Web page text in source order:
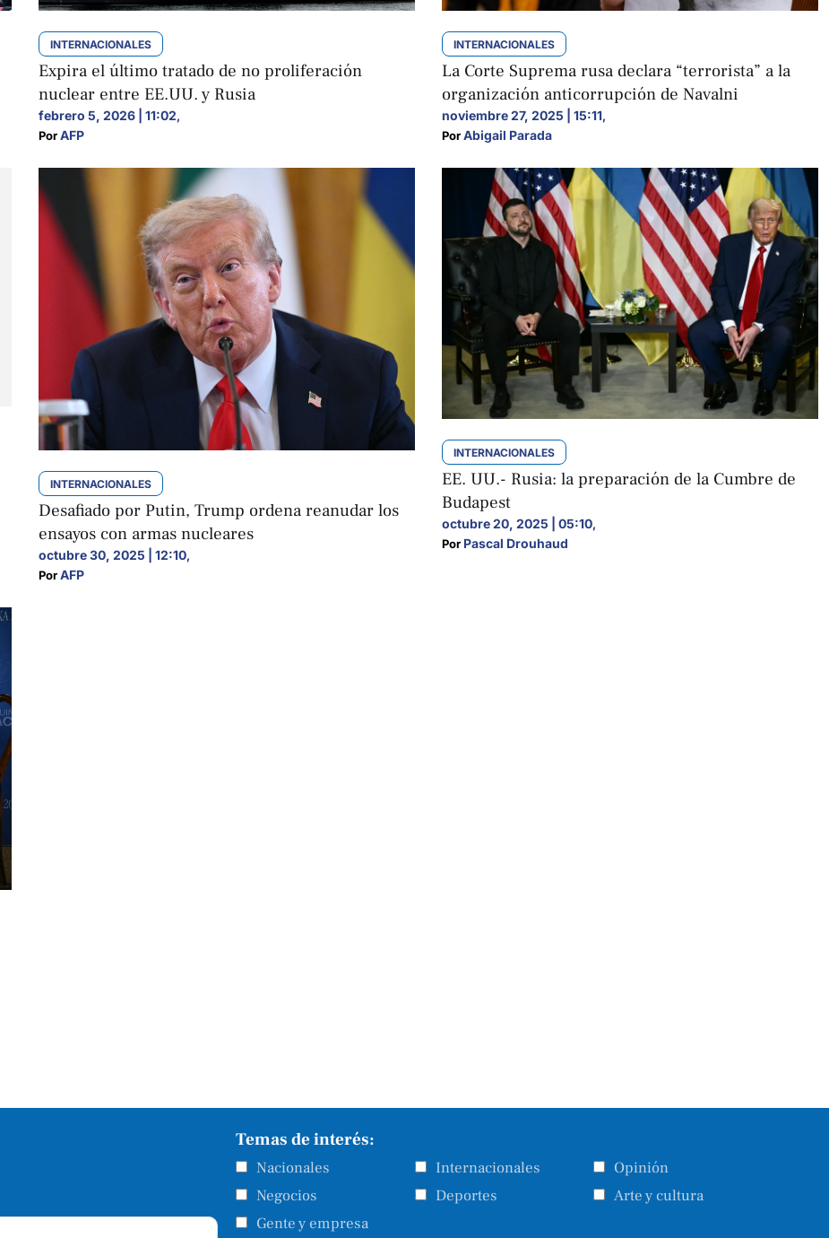
INTERNACIONALES
Expira el último tratado de no proliferación
nuclear entre EE.UU. y Rusia
febrero 5, 2026 | 11:02,
Por AFP
INTERNACIONALES
La Corte Suprema rusa declara “terrorista” a la
organización anticorrupción de Navalni
noviembre 27, 2025 | 15:11,
Por Abigail Parada
INTERNACIONALES
Desafiado por Putin, Trump ordena reanudar los
ensayos con armas nucleares
octubre 30, 2025 | 12:10,
Por AFP
INTERNACIONALES
EE. UU.- Rusia: la preparación de la Cumbre de
Budapest
octubre 20, 2025 | 05:10,
Por Pascal Drouhaud
Temas de interés:
Nacionales Internacionales
Opinión
Negocios
Deportes
Arte y cultura
Gente y empresa